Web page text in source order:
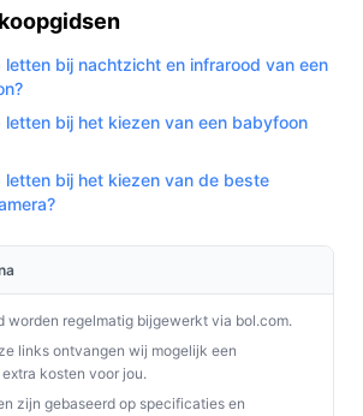
letten bij nachtzicht en infrarood van een
letten bij het kiezen van een babyfoon
letten bij het kiezen van de beste
worden regelmatig bijgewerkt via bol.com.
links ontvangen wij mogelijk een
kosten voor jou.
zijn gebaseerd op specificaties en